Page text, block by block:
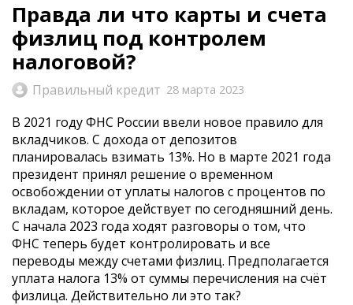
Правда ли что карты и счета
физлиц под контролем
налоговой?
Правильный кредит 28 марта 2023
В 2021 году ФНС России ввели новое правило для
вкладчиков. С дохода от депозитов
планировалась взимать 13%. Но в марте 2021 года
президент принял решение о временном
освобождении от уплаты налогов с процентов по
вкладам, которое действует по сегодняшний день.
С начала 2023 года ходят разговоры о том, что
ФНС теперь будет контролировать и все
переводы между счетами физлиц. Предполагается
уплата налога 13% от суммы перечисления на счёт
физлица. Действительно ли это так?